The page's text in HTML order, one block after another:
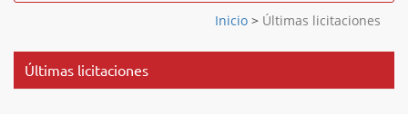
Inicio > Últimas licitaciones
Últimas licitaciones